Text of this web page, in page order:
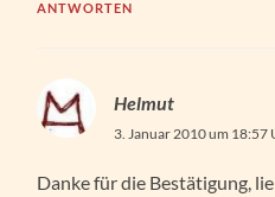
ANTWORTEN
Helmut
3. Januar 2010 um 18:57
Danke für die Bestätigung,